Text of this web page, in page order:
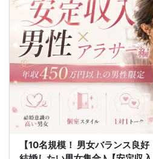
どうしても当たり障りない会話してしまう。
その結果、彼女できるチャンスを
逃している奥手男子がめっちゃ多いからです。
でも、安心してください！
今年こそは彼女できて
一緒に美味しいものを食べに行ったり、
映画に行ったり、旅行に行けるように、
「奥手男子専用の恋愛婚活攻略」
を用意しています！
ぜひこの先を読み進めてみてください👇
※講師の急用以外はたとえ参加人数が1人でも
その人のために必ず実施します
ビデオオフでも参加OKにしているので
【10名規模！ 男女バランス良